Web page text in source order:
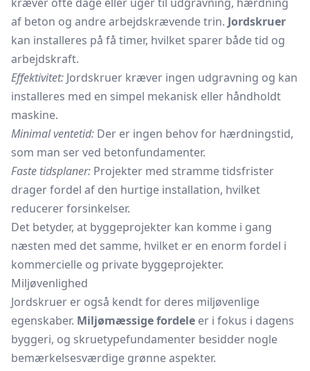
af beton og andre arbejdskrævende trin. Jordskruer
kan installeres på få timer, hvilket sparer både tid og
arbejdskraft.
Effektivitet: Jordskruer kræver ingen udgravning og kan
installeres med en simpel mekanisk eller håndholdt
maskine.
Minimal ventetid: Der er ingen behov for hærdningstid,
som man ser ved betonfundamenter.
Faste tidsplaner: Projekter med stramme tidsfrister
drager fordel af den hurtige installation, hvilket
reducerer forsinkelser.
Det betyder, at byggeprojekter kan komme i gang
næsten med det samme, hvilket er en enorm fordel i
kommercielle og private byggeprojekter.
Miljøvenlighed
Jordskruer er også kendt for deres miljøvenlige
egenskaber. Miljømæssige fordele er i fokus i dagens
byggeri, og skruetypefundamenter besidder nogle
bemærkelsesværdige grønne aspekter.